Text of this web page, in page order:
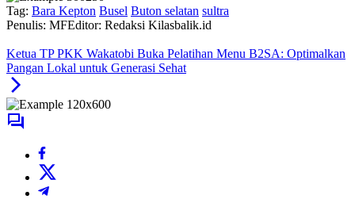
Tag: Bara Kepton Busel Buton selatan sultra
Penulis: MFEditor: Redaksi Kilasbalik.id
Ketua TP PKK Wakatobi Buka Pelatihan Menu B2SA: Optimalkan
Pangan Lokal untuk Generasi Sehat